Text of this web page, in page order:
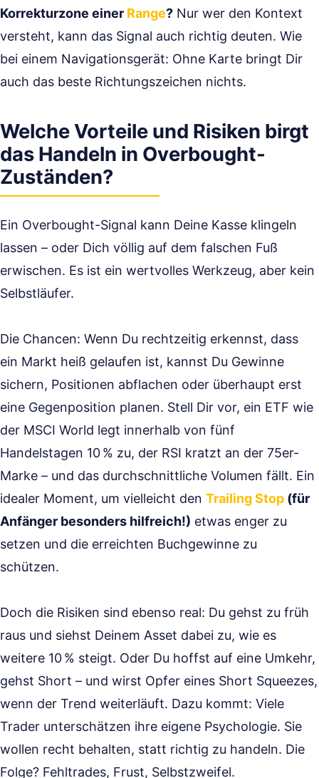
Korrekturzone einer Range? Nur wer den Kontext
versteht, kann das Signal auch richtig deuten. Wie
bei einem Navigationsgerät: Ohne Karte bringt Dir
auch das beste Richtungszeichen nichts.
Welche Vorteile und Risiken birgt
das Handeln in Overbought-
Zuständen?
Ein Overbought-Signal kann Deine Kasse klingeln
lassen – oder Dich völlig auf dem falschen Fuß
erwischen. Es ist ein wertvolles Werkzeug, aber kein
Selbstläufer.
Die Chancen: Wenn Du rechtzeitig erkennst, dass
ein Markt heiß gelaufen ist, kannst Du Gewinne
sichern, Positionen abflachen oder überhaupt erst
eine Gegenposition planen. Stell Dir vor, ein ETF wie
der MSCI World legt innerhalb von fünf
Handelstagen 10 % zu, der RSI kratzt an der 75er-
Marke – und das durchschnittliche Volumen fällt. Ein
idealer Moment, um vielleicht den Trailing Stop (für
Anfänger besonders hilfreich!) etwas enger zu
setzen und die erreichten Buchgewinne zu
schützen.
Doch die Risiken sind ebenso real: Du gehst zu früh
raus und siehst Deinem Asset dabei zu, wie es
weitere 10 % steigt. Oder Du hoffst auf eine Umkehr,
gehst Short – und wirst Opfer eines Short Squeezes,
wenn der Trend weiterläuft. Dazu kommt: Viele
Trader unterschätzen ihre eigene Psychologie. Sie
wollen recht behalten, statt richtig zu handeln. Die
Folge? Fehltrades, Frust, Selbstzweifel.